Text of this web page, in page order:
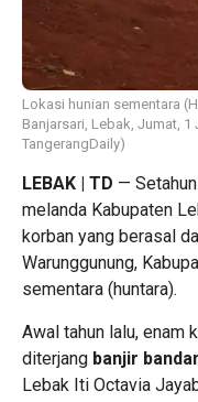
Lokasi hunian sementara
Banjarsari, Lebak, Jumat,
TangerangDaily)
LEBAK | TD —
melanda Kabupaten
korban yang berasal
Warunggunung,
sementara (huntara).
Awal tahun lalu, enam
diterjang banjir
Lebak Iti Octavia